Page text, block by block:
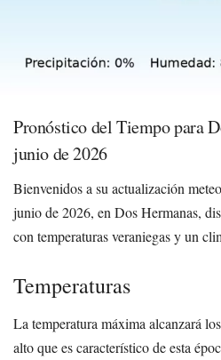
Pronóstico del Tiempo para
junio de 2026
Bienvenidos a su actualización
junio de 2026, en Dos Hermanas,
con temperaturas veraniegas y un
Temperaturas
La temperatura máxima alcanzará los
alto que es característico de esta